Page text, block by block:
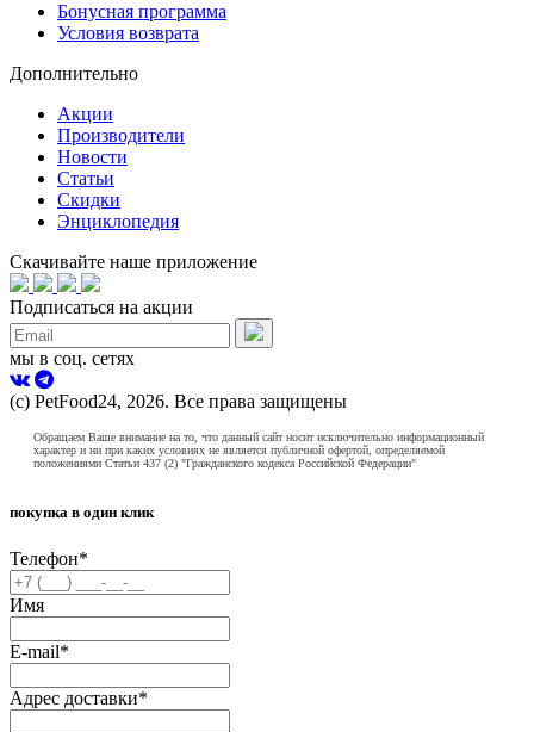
Бонусная программа
Условия возврата
Дополнительно
Акции
Производители
Новости
Статьи
Скидки
Энциклопедия
Скачивайте наше приложение
Подписаться на акции
мы в соц. сетях
(с) PetFood24, 2026. Все права защищены
Обращаем Ваше внимание на то, что данный сайт носит исключительно информационный
характер и ни при каких условиях не является публичной офертой, определяемой
положениями Статьи 437 (2) "Гражданского кодекса Российской Федерации"
покупка в один клик
Телефон*
Имя
E-mail*
Адрес доставки*